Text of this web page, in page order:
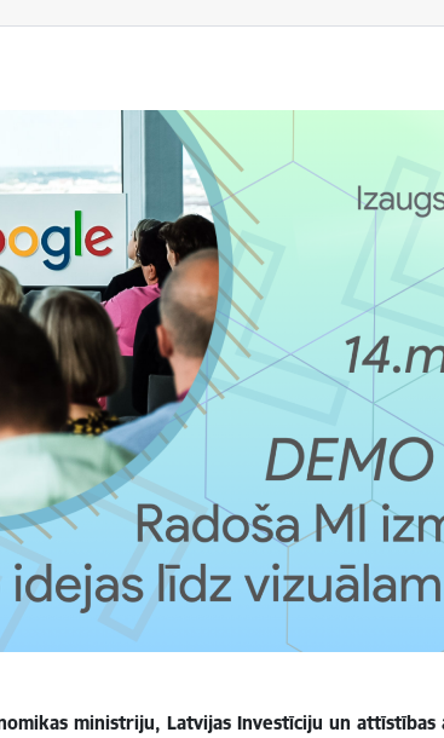
ministriju, Latvijas Investīciju un attīstības